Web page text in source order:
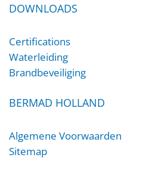
DOWNLOADS
Certifications
Waterleiding
Brandbeveiliging
BERMAD HOLLAND
Algemene Voorwaarden
Sitemap